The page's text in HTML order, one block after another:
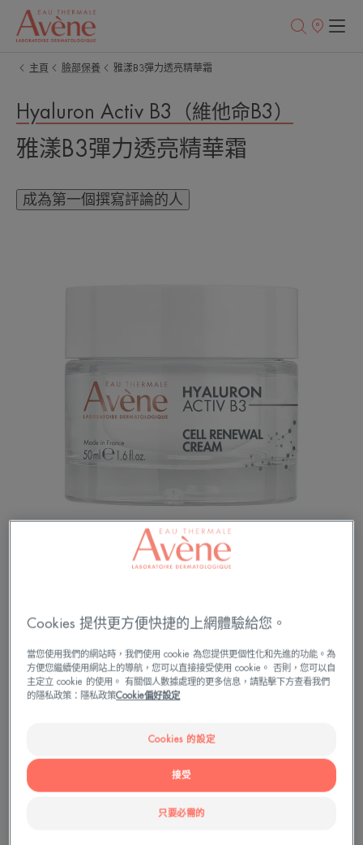
銷
主頁
臉部保養 雅漾B3彈力透亮精華霜
Hyaluron Activ B3（維他命B3）
雅漾B3彈力透亮精華霜
成為第一個撰寫評論的人
自信發光肌
*大+小分子玻尿酸，深入肌底補充水分，有感Q彈
*紅花籽油/乳木果油/甘油，深度滋養不易致粉刺
*輕盈亮彈抗老，使用後膚觸滑順細緻不易黏膩
*雅漾抗老霜第1支可替換環保包裝，減少95%包裝
Cookies 提供更方便快捷的上網體驗給您。
當您使用我們的網站時，我們使用 cookie 為您提供更個性化和先進的功能。為
方便您繼續使用網站上的導航，您可以直接接受使用 cookie。 否則，您可以自
主定立 cookie 的使用。 有關個人數據處理的更多信息，請點擊下方查看我們
的隱私政策：隱私政策Cookie偏好設定
Cookies 的設定
只要必需的
接受